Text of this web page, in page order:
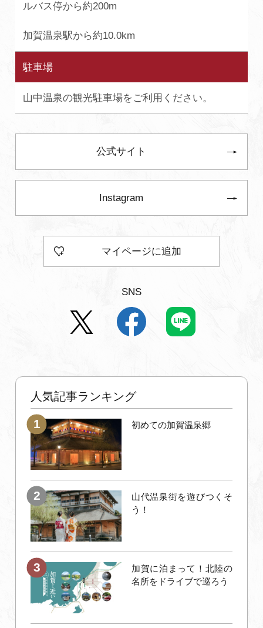
ルバス停から約200m
加賀温泉駅から約10.0km
駐車場
山中温泉の観光駐車場をご利用ください。
公式サイト
Instagram
マイページに追加
SNS
人気記事ランキング
初めての加賀温泉郷
山代温泉街を遊びつくそ
う！
加賀に泊まって！北陸の
名所をドライブで巡ろう